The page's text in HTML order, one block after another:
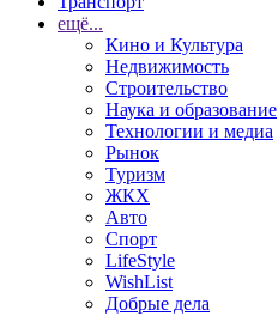
ещё...
Кино и Культура
Недвижимость
Строительство
Наука и образование
Технологии и медиа
Рынок
Туризм
ЖКХ
Авто
Спорт
LifeStyle
WishList
Добрые дела